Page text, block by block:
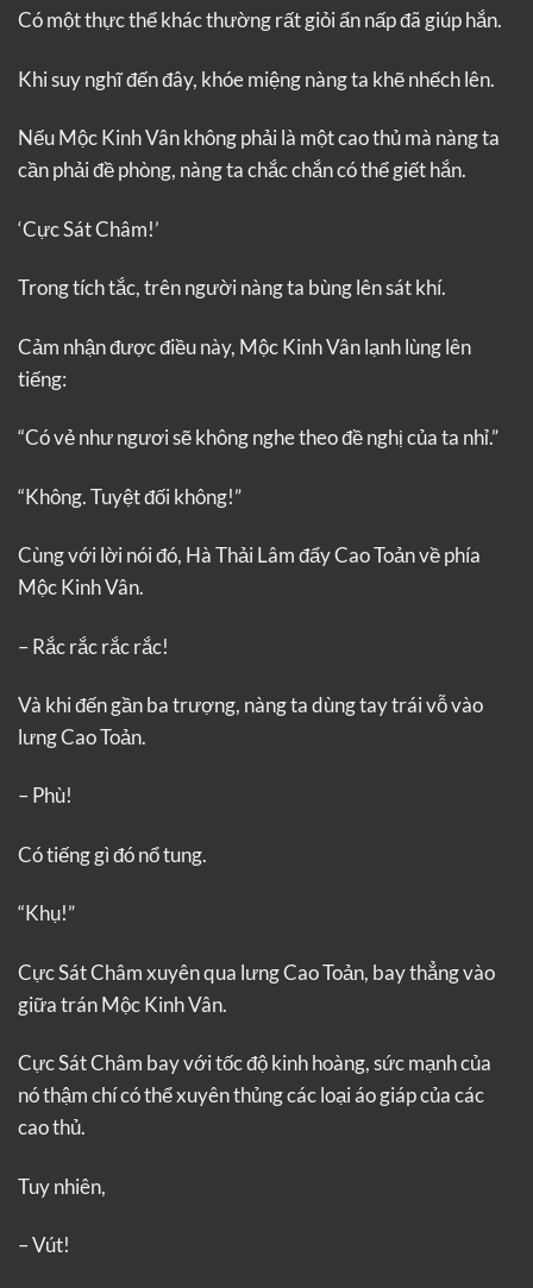
Có một thực thể khác thường rất giỏi ẩn nấp đã giúp hắn.
Khi suy nghĩ đến đây, khóe miệng nàng ta khẽ nhếch lên.
Nếu Mộc Kinh Vân không phải là một cao thủ mà nàng ta
cần phải đề phòng, nàng ta chắc chắn có thể giết hắn.
‘Cực Sát Châm!’
Trong tích tắc, trên người nàng ta bùng lên sát khí.
Cảm nhận được điều này, Mộc Kinh Vân lạnh lùng lên
tiếng:
“Có vẻ như ngươi sẽ không nghe theo đề nghị của ta nhỉ.”
“Không. Tuyệt đối không!”
Cùng với lời nói đó, Hà Thải Lâm đẩy Cao Toản về phía
Mộc Kinh Vân.
– Rắc rắc rắc rắc!
Và khi đến gần ba trượng, nàng ta dùng tay trái vỗ vào
lưng Cao Toản.
– Phù!
Có tiếng gì đó nổ tung.
“Khụ!”
Cực Sát Châm xuyên qua lưng Cao Toản, bay thẳng vào
giữa trán Mộc Kinh Vân.
Cực Sát Châm bay với tốc độ kinh hoàng, sức mạnh của
nó thậm chí có thể xuyên thủng các loại áo giáp của các
cao thủ.
Tuy nhiên,
– Vút!